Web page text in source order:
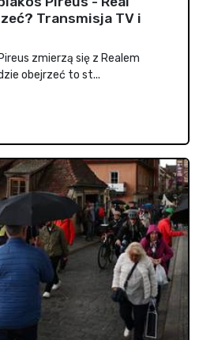
Transmisja TV i
zmierzą się z Realem
obejrzeć to st...